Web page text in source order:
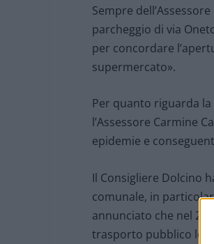
Sempre
parcheggio di via
per concordare
supermercato».
Per quanto riguarda
l’Assessore Carmine
epidemie e
Il Consigliere Dolcino
comunale, in
annunciato che nel
trasporto pubblico